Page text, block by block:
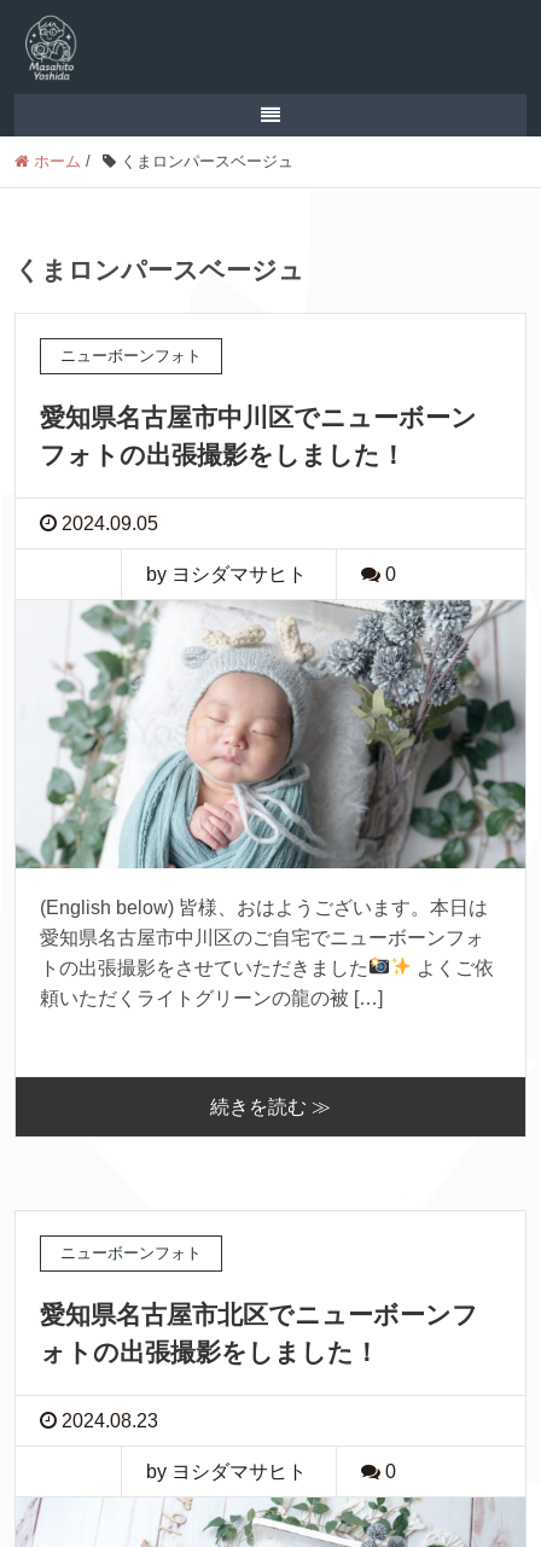
ホーム / くまロンパースベージュ
くまロンパースベージュ
ニューボーンフォト
愛知県名古屋市中川区でニューボーン
フォトの出張撮影をしました！
2024.09.05
by ヨシダマサヒト 0
(English below) 皆様、おはようございます。本日は
愛知県名古屋市中川区のご自宅でニューボーンフォ
トの出張撮影をさせていただきました
よくご依
頼いただくライトグリーンの龍の被 […]
続きを読む ≫
ニューボーンフォト
愛知県名古屋市北区でニューボーンフ
ォトの出張撮影をしました！
2024.08.23
by ヨシダマサヒト 0